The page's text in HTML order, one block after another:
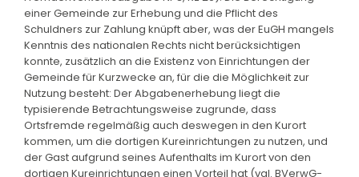
einer Gemeinde zur Erhebung und die Pflicht des
Schuldners zur Zahlung knüpft aber, was der EuGH mangels
Kenntnis des nationalen Rechts nicht berücksichtigen
konnte, zusätzlich an die Existenz von Einrichtungen der
Gemeinde für Kurzwecke an, für die die Möglichkeit zur
Nutzung besteht: Der Abgabenerhebung liegt die
typisierende Betrachtungsweise zugrunde, dass
Ortsfremde regelmäßig auch deswegen in den Kurort
kommen, um die dortigen Kureinrichtungen zu nutzen, und
der Gast aufgrund seines Aufenthalts im Kurort von den
dortigen Kureinrichtungen einen Vorteil hat (vgl. BVerwG-